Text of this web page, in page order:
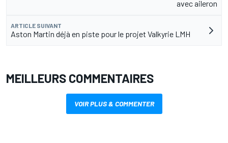
avec aileron
ARTICLE SUIVANT
Aston Martin déjà en piste pour le projet Valkyrie LMH
MEILLEURS COMMENTAIRES
VOIR PLUS & COMMENTER